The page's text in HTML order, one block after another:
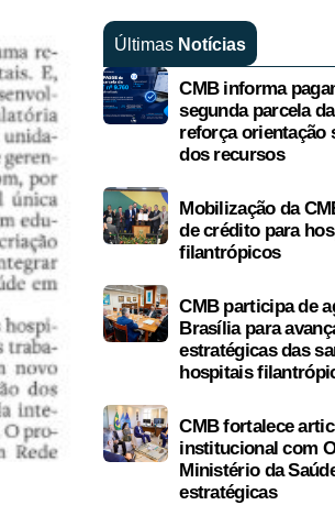
Últimas Notícias
CMB informa
segunda parcela
reforça orientação
dos recursos
Mobilização da
de crédito para
filantrópicos
CMB participa de
Brasília para
estratégicas das
hospitais
CMB fortalece
institucional com
Ministério da
estratégicas